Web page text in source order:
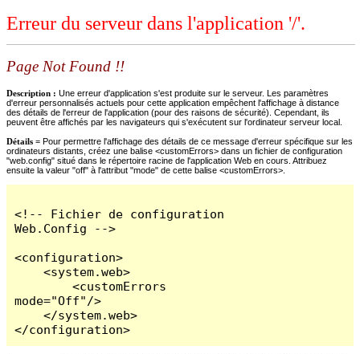
Erreur du serveur dans l'application '/'.
Page Not Found !!
Description : Une erreur d'application s'est produite sur le serveur. Les paramètres
d'erreur personnalisés actuels pour cette application empêchent l'affichage à distance
des détails de l'erreur de l'application (pour des raisons de sécurité). Cependant, ils
peuvent être affichés par les navigateurs qui s'exécutent sur l'ordinateur serveur local.
Détails = Pour permettre l'affichage des détails de ce message d'erreur spécifique sur les
ordinateurs distants, créez une balise <customErrors> dans un fichier de configuration
"web.config" situé dans le répertoire racine de l'application Web en cours. Attribuez
ensuite la valeur "off" à l'attribut "mode" de cette balise <customErrors>.
<!-- Fichier de configuration
Web.Config -->
<configuration>
    <system.web>
        <customErrors
mode="Off"/>
    </system.web>
</configuration>